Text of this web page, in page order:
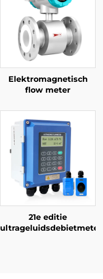
Elektromagnetisch
flow meter
21e editie
ultrageluidsdebietmeter